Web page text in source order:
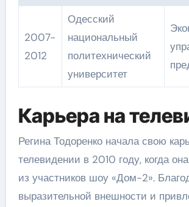
2007-
2012
Одесский
национальный
политехнический
университет
Карьера на
Регина Тодоренко начала свою
телевидении в 2010 году, когда
из участников шоу «Дом-2».
выразительной внешности и